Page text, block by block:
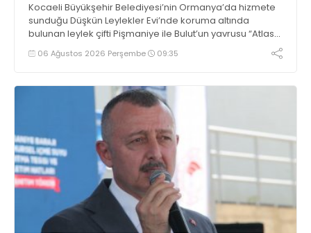
Kocaeli Büyükşehir Belediyesi’nin Ormanya’da hizmete
sunduğu Düşkün Leylekler Evi’nde koruma altında
bulunan leylek çifti Pişmaniye ile Bulut’un yavrusu “Atlas”,
Büyükşehir’in yaban hayatını koruma çalışmalarının yeni
simgesi oldu
06 Ağustos 2026 Perşembe 09:35